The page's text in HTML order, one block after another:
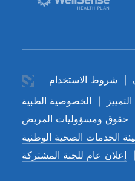
شروط الاستخدام
الخصوصية الطبية
حقوق ومسؤوليات المريض
الخدمات الصحية الوطنية
إعلان عام للجنة المشتركة